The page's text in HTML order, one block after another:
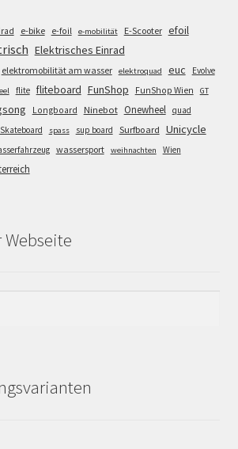
e-bike e-foil e-mobilität E-Scooter efoil
Elektrisches Einrad
elektromobilität am wasser elektroquad euc
Evolve
flite fliteboard FunShop FunShop Wien GT
Longboard Ninebot Onewheel quad
Skateboard spass sup board Surfboard Unicycle
wassersport weihnachten
Wien
Webseite